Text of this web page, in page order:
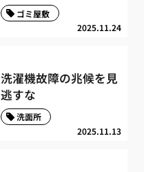
2025.11.24
ゴミ屋敷
洗濯機故障の兆候を見
逃すな
2025.11.13
洗面所